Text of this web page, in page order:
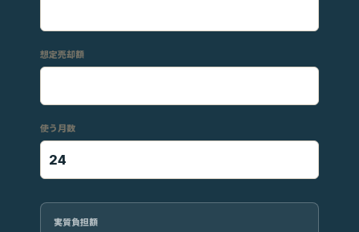
想定売却額
使う月数
実質負担額